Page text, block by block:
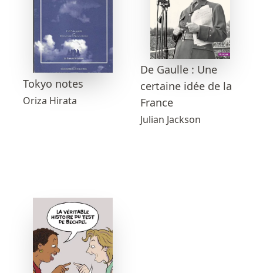
Tokyo notes
Oriza Hirata
De Gaulle : Une
certaine idée de la
France
Julian Jackson